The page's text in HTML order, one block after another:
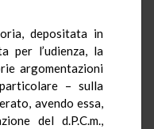
depositata in
per l’udienza, la
argomentazioni
– sulla
avendo essa,
del d.P.C.m.,